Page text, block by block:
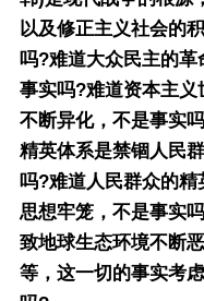
以及修正主义社会的
吗?难道大众民主的
事实吗?难道资本主
不断异化，不是事实
精英体系是禁锢人民
吗?难道人民群众的
思想牢笼，不是事实
致地球生态环境不断
等，这一切的事实考